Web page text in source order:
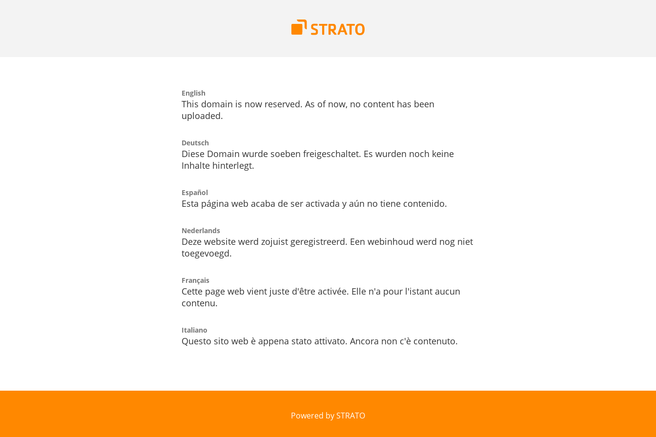
English
This domain is now reserved. As of now, no content has been
uploaded.
Deutsch
Diese Domain wurde soeben freigeschaltet. Es wurden noch keine
Inhalte hinterlegt.
Español
Esta página web acaba de ser activada y aún no tiene contenido.
Nederlands
Deze website werd zojuist geregistreerd. Een webinhoud werd nog niet
toegevoegd.
Français
Cette page web vient juste d'être activée. Elle n'a pour l'istant aucun
contenu.
Italiano
Questo sito web è appena stato attivato. Ancora non c'è contenuto.
Powered by STRATO